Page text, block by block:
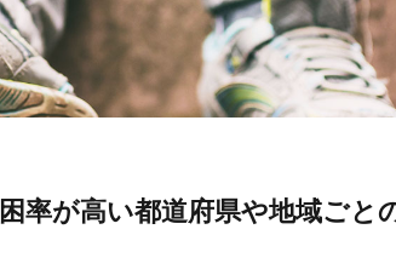
率が高い都道府県や地域ごと